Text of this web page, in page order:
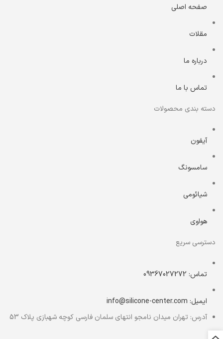
صفحه اصلی
مقلات
درباره ما
تماس با ما
دسته بندی محصولات
آیفون
سامسونگ
شیائومی
هواوی
دسترسی سریع
تماس: 09367027272
ایمیل: info@silicone-center.com
آدرس: تهران میدان نامجو انتهای سلمان فارسی کوچه شهبازی پلاک 53